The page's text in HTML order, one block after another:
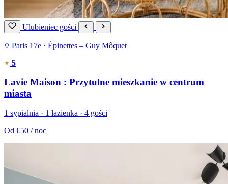
Ulubieniec gości
Paris 17e · Épinettes – Guy Môquet
5
Lavie Maison : Przytulne mieszkanie w centrum
miasta
1 sypialnia · 1 łazienka · 4 gości
Od €50 / noc